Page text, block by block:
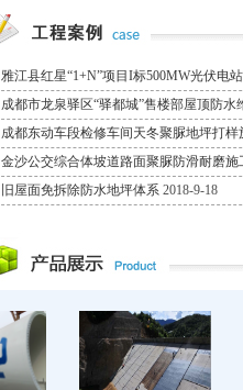
雅江县红星“1+N”项目I标500MW光伏电
成都市龙泉驿区“驿都城”售楼部屋顶防水
成都东动车段检修车间天冬聚脲地坪打样
金沙公交综合体坡道路面聚脲防滑耐磨施
旧屋面免拆除防水地坪体系 2018-9-18